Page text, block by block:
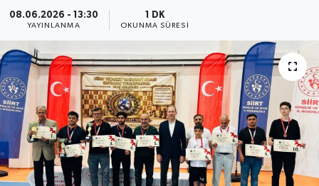
08.06.2026 - 13:30
YAYINLANMA
1 DK
OKUNMA SÜRESI
SAĞLIK-YAŞAM
Haber Arşivi